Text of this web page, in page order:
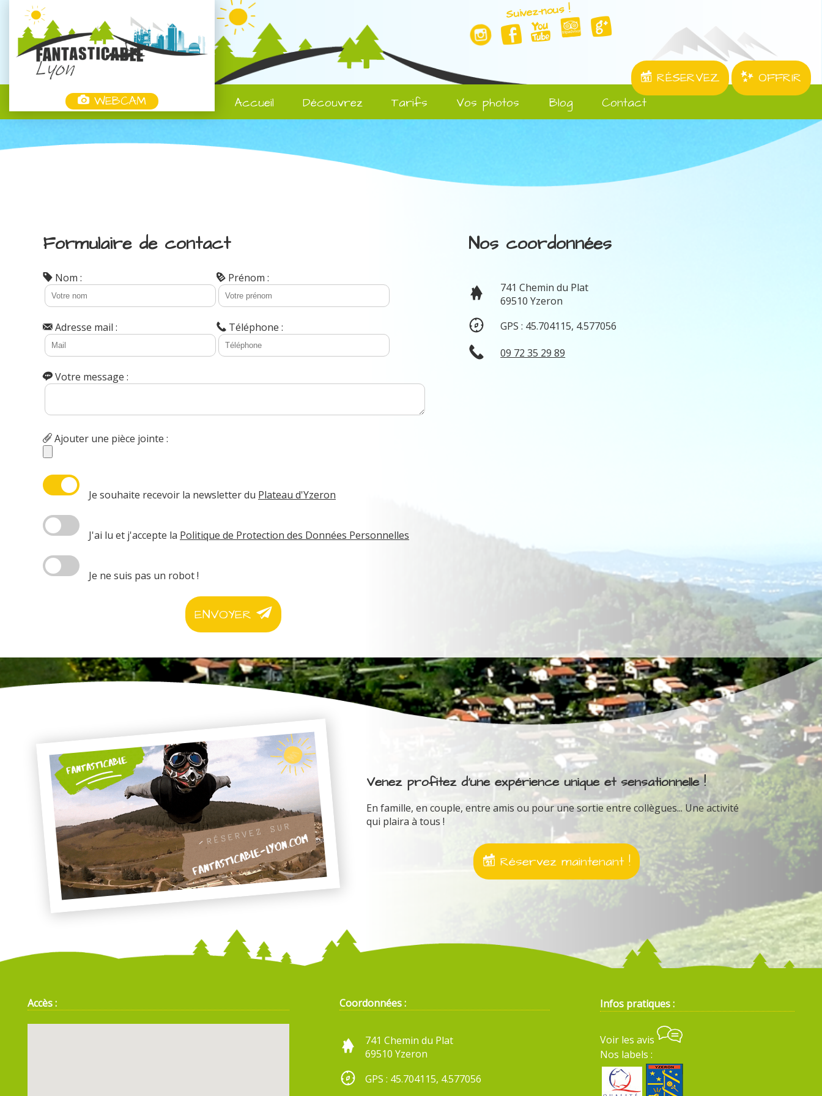
WEBCAM
Suivez-nous !
RÉSERVEZ
OFFRIR
Accueil
Découvrez Tarifs Vos photos Blog Contact
Formulaire de contact
Nom : Prénom :
Adresse mail : Téléphone :
Votre message :
Ajouter une pièce jointe :
Je souhaite recevoir la newsletter du Plateau d'Yzeron
J'ai lu et j'accepte la Politique de Protection des Données Personnelles
Je ne suis pas un robot !
ENVOYER
Nos coordonnées
741 Chemin du Plat
69510 Yzeron
GPS : 45.704115, 4.577056
09 72 35 29 89
Venez profitez d'une expérience unique et sensationnelle !
En famille, en couple, entre amis ou pour une sortie entre collègues... Une activité
qui plaira à tous !
Réservez maintenant !
Accès : Coordonnées :
741 Chemin du Plat
69510 Yzeron
GPS : 45.704115, 4.577056
Infos pratiques :
Voir les avis
Nos labels :